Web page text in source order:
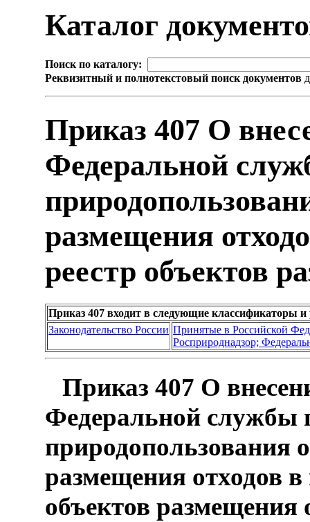
Каталог
Поиск по каталогу:
Реквизитный и полнотекстовый поиск документов
Приказ 407 О
Федеральной
размещения
реестр объектов
Приказ 407 входит в следующие классификаторы и
Законодательство России Принятые в Российской
Росприроднадзор;
Приказ 407 О
Федеральной службы
природопользования
размещения отходов в
объектов размещения